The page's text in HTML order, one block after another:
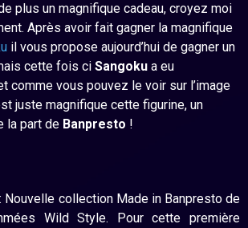
plus un magnifique cadeau, croyez moi
Après avoir fait gagner la magnifique
il vous propose aujourd’hui de gagner un
cette fois ci Sangoku a eu
comme vous pouvez le voir sur l’image
juste magnifique cette figurine, un
la part de Banpresto !
: Nouvelle collection Made in Banpresto de
Wild Style. Pour cette première